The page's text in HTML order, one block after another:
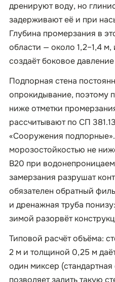
дренируют воду, но
задерживают её и при
Глубина промерзания в
области — около 1,2–1,4
создаёт боковое
Подпорная стена
опрокидывание, поэтому
ниже отметки
рассчитывают по СП
«Сооружения
морозостойкостью не
B20 при
замерзания разрушат
обязателен обратный
и дренажная труба
зимой разорвёт
Типовой расчёт объёма:
2 м и толщиной 0,25 м
один миксер (стандартная
позволяет залить такую